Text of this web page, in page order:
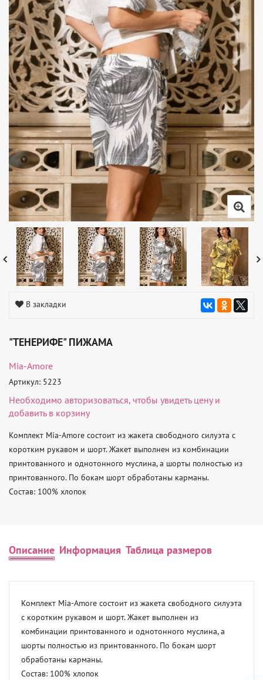
В закладки
"ТЕНЕРИФЕ" ПИЖАМА
Mia-Amore
Артикул: 5223
Необходимо авторизоваться, чтобы увидеть цену и
добавить в корзину
Комплект Mia-Amore состоит из жакета свободного силуэта с
коротким рукавом и шорт. Жакет выполнен из комбинации
принтованного и однотонного муслина, а шорты полностью из
принтованного. По бокам шорт обработаны карманы.
Состав: 100% хлопок
Описание Информация Таблица размеров
Комплект Mia-Amore состоит из жакета свободного силуэта
с коротким рукавом и шорт. Жакет выполнен из
комбинации принтованного и однотонного муслина, а
шорты полностью из принтованного. По бокам шорт
обработаны карманы.
Состав: 100% хлопок